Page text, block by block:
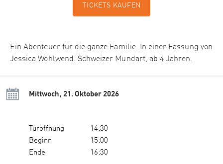
TICKETS KAUFEN
Ein Abenteuer für die ganze Familie. In einer Fassung von
Jessica Wohlwend. Schweizer Mundart, ab 4 Jahren.
Mittwoch, 21. Oktober 2026
Türöffnung
14:30
Beginn
15:00
Ende
16:30